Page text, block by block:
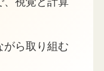
がら取り組む